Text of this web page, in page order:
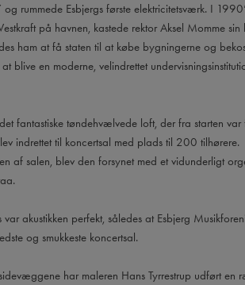
rummede Esbjergs første elektricitetsværk. I
på havnen, kastede rektor Aksel Momme
ham at få staten til at købe bygningerne og
blive en moderne, velindrettet
fantastiske tøndehvælvede loft, der fra starten var
indrettet til koncertsal med plads til 200 tilhørere.
af salen, blev den forsynet med et vidunderligt
akustikken perfekt, således at Esbjerg
og smukkeste koncertsal.
har maleren Hans Tyrrestrup udført en